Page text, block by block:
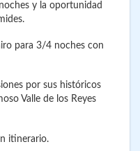
y la oportunidad
para 3/4 noches con
por sus históricos
Valle de los Reyes
itinerario.